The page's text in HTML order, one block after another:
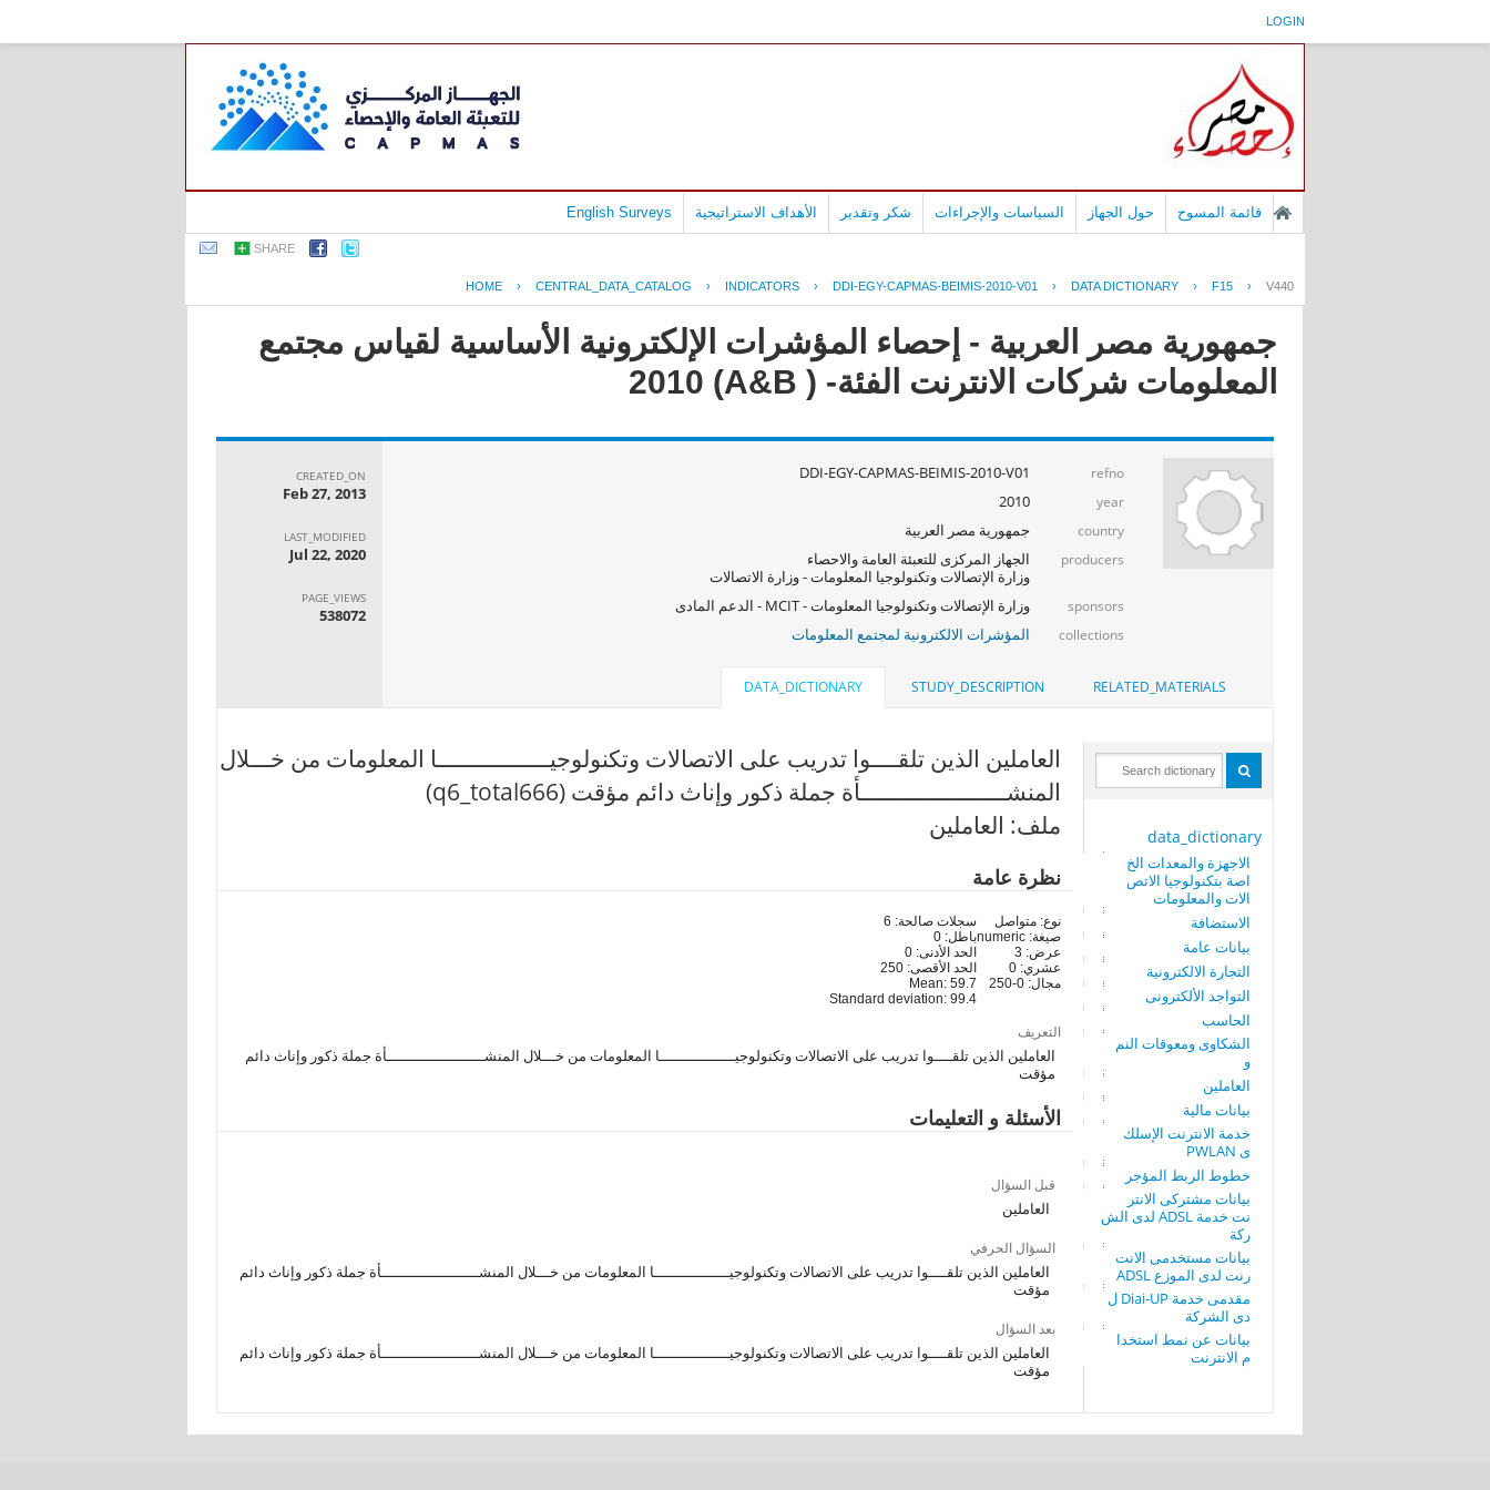
LOGIN
قائمة المسوح حول الجهاز السياسات والإجراءات شكر وتقدير الأهداف الاستراتيجية English Surveys
SHARE
HOME › CENTRAL_DATA_CATALOG › INDICATORS › DDI-EGY-CAPMAS-BEIMIS-2010-V01 › DATA DICTIONARY › F15 › V440
جمهورية مصر العربية - إحصاء المؤشرات الإلكترونية الأساسية لقياس مجتمع
المعلومات شركات الانترنت الفئة- ( A&B) 2010
refno
DDI-EGY-CAPMAS-BEIMIS-2010-V01
year
2010
country جمهورية مصر العربية
producers
الجهاز المركزى للتعبئة العامة والاحصاء
وزارة الإتصالات وتكنولوجيا المعلومات - وزارة الاتصالات
sponsors وزارة الإتصالات وتكنولوجيا المعلومات - MCIT - الدعم المادى
collections المؤشرات الالكترونية لمجتمع المعلومات
CREATED_ON
Feb 27, 2013
LAST_MODIFIED
Jul 22, 2020
PAGE_VIEWS
538072
RELATED_MATERIALS
STUDY_DESCRIPTION
DATA_DICTIONARY
data_dictionary
الاجهزة والمعدات الخ
اصة بتكنولوجيا الاتص
الات والمعلومات
الاستضافة
بيانات عامة
التجارة الالكترونية
التواجد الألكترونى
الحاسب
الشكاوى ومعوقات النم
و
العاملين
بيانات مالية
خدمة الانترنت الإسلك
ى PWLAN
خطوط الربط المؤجر
بيانات مشتركى الانتر
نت خدمة ADSL لدى الش
ركة
بيانات مستخدمى الانت
رنت لدى الموزع ADSL
مقدمى خدمة Diai-UP ل
دى الشركة
بيانات عن نمط استخدا
م الانترنت
العاملين الذين تلقــــوا تدريب على الاتصالات وتكنولوجيـــــــــــــــــا المعلومات من خـــلال
المنشــــــــــــــــــــــأة جملة ذكور وإناث دائم مؤقت (q6_total666)
ملف: العاملين
نظرة عامة
نوع: متواصل
صيغة: numeric
عرض: 3
عشري: 0
مجال: 0-250
سجلات صالحة: 6
باطل: 0
الحد الأدنى: 0
الحد الأقصى: 250
Mean: 59.7
Standard deviation: 99.4
التعريف
العاملين الذين تلقــــوا تدريب على الاتصالات وتكنولوجيـــــــــــــــــا المعلومات من خـــلال المنشــــــــــــــــــــــأة جملة ذكور وإناث دائم
مؤقت
الأسئلة و التعليمات
قبل السؤال
العاملين
السؤال الحرفي
العاملين الذين تلقــــوا تدريب على الاتصالات وتكنولوجيـــــــــــــــــا المعلومات من خـــلال المنشــــــــــــــــــــــأة جملة ذكور وإناث دائم
مؤقت
بعد السؤال
العاملين الذين تلقــــوا تدريب على الاتصالات وتكنولوجيـــــــــــــــــا المعلومات من خـــلال المنشــــــــــــــــــــــأة جملة ذكور وإناث دائم
مؤقت